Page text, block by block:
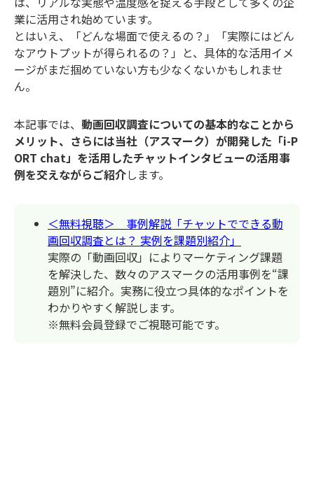
業に活用され始めています。
とはいえ、「どんな場面で使えるの？」「実際にはどん
なアウトプットが得られるの？」と、具体的な活用イメ
ージがまだ掴めていない方も少なくないかもしれませ
ん。
本記事では、 動画回収調査についての基本的なことから
メリット、さらには当社（アスマーク）が開発した「i-P
ORT chat」を活用したチャットインタビューの活用事
例を交えながらご紹介します。
＜無料視聴＞ 事例解説「チャットでできる動
画回収調査とは？ 実例を課題別紹介」
実際の「動画回収」によりマーケティング課題
を解決した、数々のアスマークの活用事例を“課
題別”に紹介。実務に役立つ具体的なポイントを
わかりやすく解説します。
※無料会員登録でご視聴可能です。